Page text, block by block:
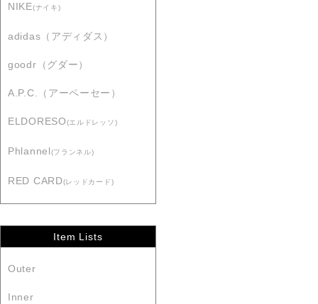
NIKE(ナイキ)
adidas（アディダス）
goodr（グダー）
A.P.C.（アーペーセー）
ELDORESO(エルドレッソ)
Phlannel(フランネル)
RED CARD(レッドカード)
Item Lists
Outer
Inner